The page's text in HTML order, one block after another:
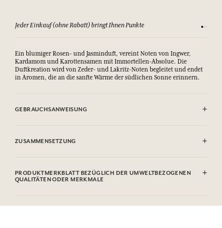
Jeder Einkauf (ohne Rabatt) bringt Ihnen Punkte Sehen
Ein blumiger Rosen- und Jasminduft, vereint Noten von Ingwer,
Kardamom und Karottensamen mit Immortellen-Absolue. Die
Duftkreation wird von Zeder- und Lakritz-Noten begleitet und endet
in Aromen, die an die sanfte Wärme der südlichen Sonne erinnern.
GEBRAUCHSANWEISUNG
eintauchen. Die Stäbchen werden das Parfum absorbieren und es
Flüssigkeiten und Dämpfe leicht entzündbar.
Verursacht schwere Augenreizung.
ZUSAMMENSETZUNG
Contient / Contains : Tetramethyl Acetyloctahydronaphthalenes,
Citrus Aurantium Bergamia Leaf Oil, Limonene, Linalyl acetate,
PRODUKTMERKBLATT BEZÜGLICH DER UMWELTBEZOGENEN
QUALITÄTEN ODER MERKMALE
Bitte konsultieren Sie die Umweltqualitäten oder -merkmale, indem